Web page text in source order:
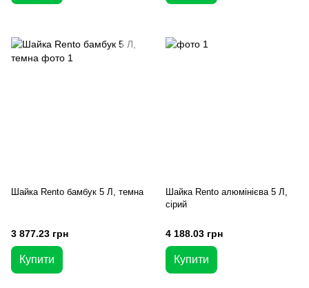
Шайка Rento бамбук 5 Л, темна
3 877.23 грн
Купити
Шайка Rento алюмінієва 5 Л,
сірий
4 188.03 грн
Купити